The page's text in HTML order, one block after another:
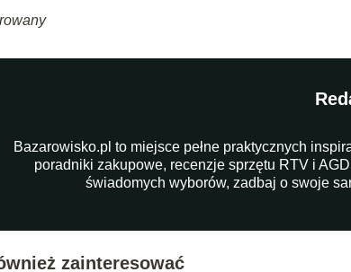
Bazarowisko.pl to miejsce pełne praktycznych
poradniki zakupowe, recenzje sprzętu RTV i
świadomych wyborów, zadbaj o swoje
zainteresować